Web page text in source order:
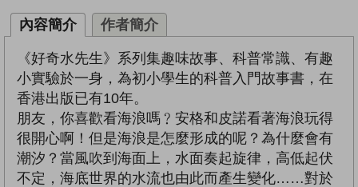
內容簡介 作者簡介
《好奇水先生》系列集趣味故事、科普常識、有趣
小實驗於一身，為初小學生的科普入門故事書，在
香港出版已有10年。
朋友，你喜歡看海浪嗎﹖安格和皮諾看著海浪玩得
很開心啊！但是海浪是怎麼形成的呢？為什麼會有
潮汐？當風吹到海面上，水面奏起旋律，高低起伏
不定，海底世界的水流也由此而產生變化……對於